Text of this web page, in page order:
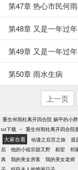
第47章 热心市民何
第48章 又是一年过
第49章 又是一年过
第50章 雨水生病
上一页
重生何雨柱离开四合院 躺平的小
txt下载 - 重生何雨柱离开四合院
大家在看 动漫之后宫之旅 逍
后
他的小祖宗甜又野 权宦 邻
典
我的美女房客 我的美女老师